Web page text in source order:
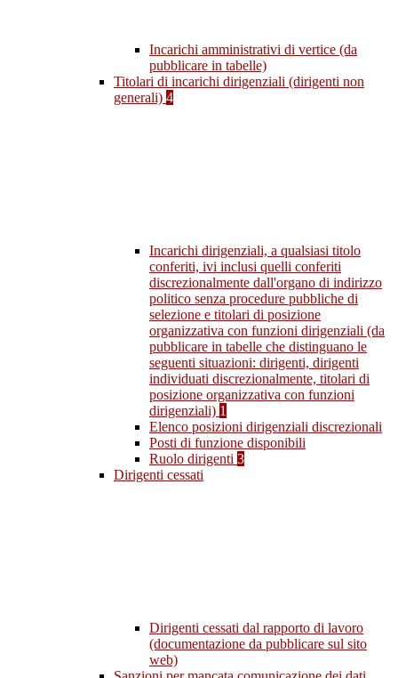
Incarichi amministrativi di vertice (da
pubblicare in tabelle)
Titolari di incarichi dirigenziali (dirigenti non
generali) 4
Incarichi dirigenziali, a qualsiasi titolo
conferiti, ivi inclusi quelli conferiti
discrezionalmente dall'organo di indirizzo
politico senza procedure pubbliche di
selezione e titolari di posizione
organizzativa con funzioni dirigenziali (da
pubblicare in tabelle che distinguano le
seguenti situazioni: dirigenti, dirigenti
individuati discrezionalmente, titolari di
posizione organizzativa con funzioni
dirigenziali) 1
Elenco posizioni dirigenziali discrezionali
Posti di funzione disponibili
Ruolo dirigenti 3
Dirigenti cessati
Dirigenti cessati dal rapporto di lavoro
(documentazione da pubblicare sul sito
web)